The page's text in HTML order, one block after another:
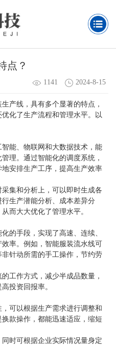
点？
1141 2024-8-15
产线，具有多个显著的特点，
化了生产流程和管理水平。以
能、物联网和大数据技术，能
理。通过智能化的调度系统，
安排生产工序，提高生产效率
集和分析上，可以即时生成各
生产潜能分析、成本差异分
而大大优化了管理水平。
的手段，实现了高速、连续、
率。例如，智能服装流水线可
针动所需的手工操作，节约劳
工作方式，减少半成品数量，
投资回报率。
可以根据生产需求进行调整和
款操作，都能迅速适应，缩短
时可根据企业实际情况量身定